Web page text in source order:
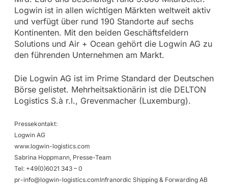
Logwin ist in allen wichtigen Märkten weltweit aktiv
und verfügt über rund 190 Standorte auf sechs
Kontinenten. Mit den beiden Geschäftsfeldern
Solutions und Air + Ocean gehört die Logwin AG zu
den führenden Unternehmen am Markt.
Die Logwin AG ist im Prime Standard der Deutschen
Börse gelistet. Mehrheitsaktionärin ist die DELTON
Logistics S.à r.l., Grevenmacher (Luxemburg).
Pressekontakt:
Logwin AG
www.logwin-logistics.com
Sabrina Hoppmann, Presse-Team
Tel: +49(0)6021 343 – 0
pr-info@logwin-logistics.comInfranordic Shipping & Forwarding AB